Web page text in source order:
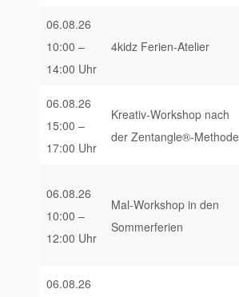
06.08.26
10:00 –
14:00 Uhr
4kidz Ferien-Atelier
06.08.26
15:00 –
17:00 Uhr
Kreativ-Workshop nach
der Zentangle®-Methode
06.08.26
10:00 –
12:00 Uhr
Mal-Workshop in den
Sommerferien
06.08.26